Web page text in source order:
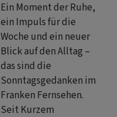
Ein Moment der Ruhe,
ein Impuls für die
Woche und ein neuer
Blick auf den Alltag –
das sind die
Sonntagsgedanken im
Franken Fernsehen.
Seit Kurzem